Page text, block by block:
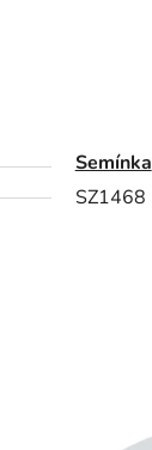
Semínka
SZ1468